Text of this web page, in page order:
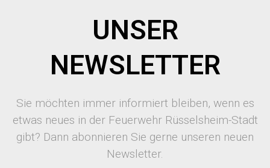
UNSER
NEWSLETTER
Sie möchten immer informiert bleiben, wenn es
etwas neues in der Feuerwehr Rüsselsheim-Stadt
gibt? Dann abonnieren Sie gerne unseren neuen
Newsletter.